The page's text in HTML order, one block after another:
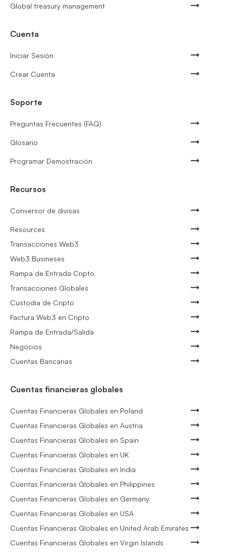
Global treasury management
Cuenta
Iniciar Sesión
Crear Cuenta
Soporte
Preguntas Frecuentes (FAQ)
Glosario
Programar Demostración
Recursos
Conversor de divisas
Resources
Transacciones Web3
Web3 Busineses
Rampa de Entrada Cripto
Transacciones Globales
Custodia de Cripto
Factura Web3 en Cripto
Rampa de Entrada/Salida
Negocios
Cuentas Bancarias
Cuentas financieras globales
Cuentas Financieras Globales en Poland
Cuentas Financieras Globales en Austria
Cuentas Financieras Globales en Spain
Cuentas Financieras Globales en UK
Cuentas Financieras Globales en India
Cuentas Financieras Globales en Philippines
Cuentas Financieras Globales en Germany
Cuentas Financieras Globales en USA
Cuentas Financieras Globales en United Arab Emirates
Cuentas Financieras Globales en Virgin Islands